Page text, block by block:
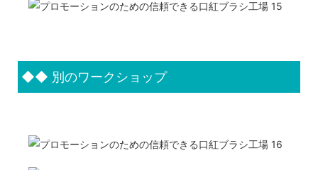
◆◆ 別のワークショップ